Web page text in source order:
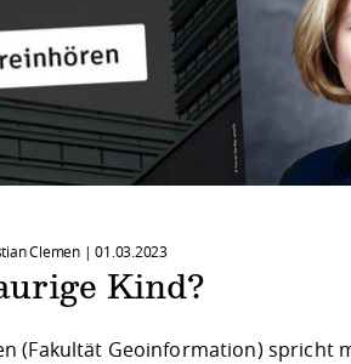
Clemen |01.03.2023
Kind?
(Fakultät Geoinformation) spricht